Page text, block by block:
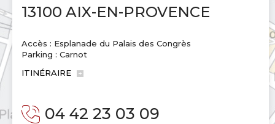
13100 AIX-EN-PROVENCE
Accès : Esplanade du Palais des Congrès
Parking : Carnot
ITINÉRAIRE
04 42 23 03 09